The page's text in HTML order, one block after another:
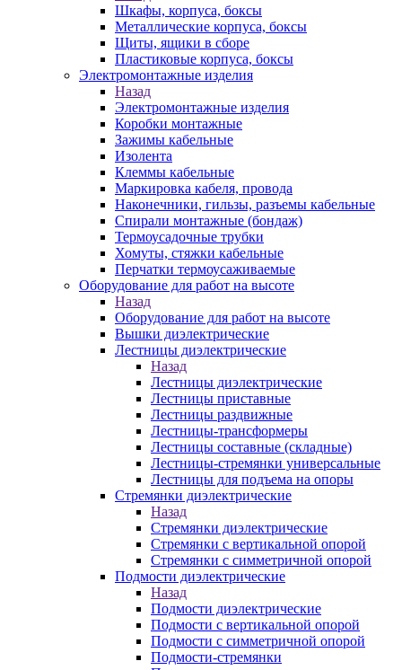
Шкафы, корпуса, боксы
Металлические корпуса, боксы
Щиты, ящики в сборе
Пластиковые корпуса, боксы
Электромонтажные изделия
Назад
Электромонтажные изделия
Коробки монтажные
Зажимы кабельные
Изолента
Клеммы кабельные
Маркировка кабеля, провода
Наконечники, гильзы, разъемы кабельные
Спирали монтажные (бондаж)
Термоусадочные трубки
Хомуты, стяжки кабельные
Перчатки термоусаживаемые
Оборудование для работ на высоте
Назад
Оборудование для работ на высоте
Вышки диэлектрические
Лестницы диэлектрические
Назад
Лестницы диэлектрические
Лестницы приставные
Лестницы раздвижные
Лестницы-трансформеры
Лестницы составные (складные)
Лестницы-стремянки универсальные
Лестницы для подъема на опоры
Стремянки диэлектрические
Назад
Стремянки диэлектрические
Стремянки с вертикальной опорой
Стремянки с симметричной опорой
Подмости диэлектрические
Назад
Подмости диэлектрические
Подмости с вертикальной опорой
Подмости с симметричной опорой
Подмости-стремянки